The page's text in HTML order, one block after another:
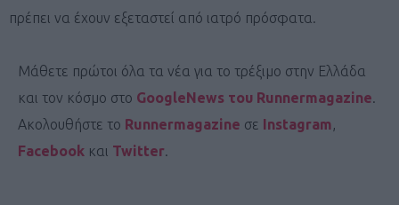
πρέπει να έχουν εξεταστεί από ιατρό πρόσφατα.
Μάθετε πρώτοι όλα τα νέα για το τρέξιμο στην Ελλάδα
και τον κόσμο στο GoogleNews του Runnermagazine.
Ακολουθήστε το Runnermagazine σε Instagram,
Facebook και Twitter.